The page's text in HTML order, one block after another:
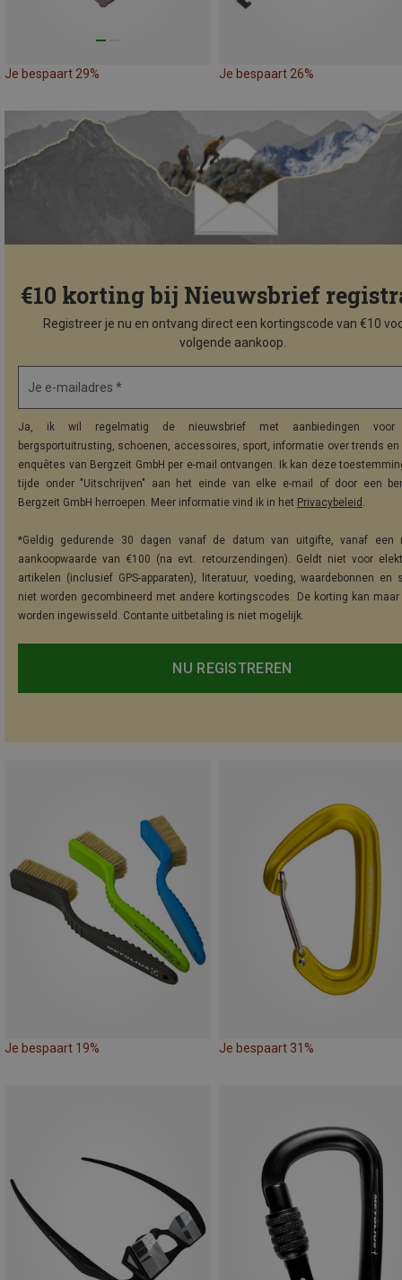
Je bespaart 29% Je bespaart 26%
€10 korting bij Nieuwsbrief
Registreer je nu en ontvang direct een kortingscode van €10
volgende aankoop.
Je e-mailadres *
Ja, ik wil regelmatig de nieuwsbrief met aanbiedingen voor
bergsportuitrusting, schoenen, accessoires, sport, informatie over trends
enquêtes van Bergzeit GmbH per e-mail ontvangen. Ik kan deze
tijde onder "Uitschrijven" aan het einde van elke e-mail of door een
Bergzeit GmbH herroepen. Meer informatie vind ik in het Privacybeleid .
*Geldig gedurende 30 dagen vanaf de datum van uitgifte, vanaf een
aankoopwaarde van €100 (na evt. retourzendingen). Geldt niet voor
artikelen (inclusief GPS-apparaten), literatuur, voeding, waardebonnen en
niet worden gecombineerd met andere kortingscodes. De korting kan maar
worden ingewisseld. Contante uitbetaling is niet mogelijk.
NU REGISTREREN
Je bespaart 19% Je bespaart 31%